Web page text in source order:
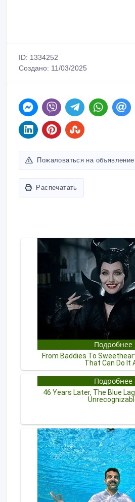
Создано: 11/03/2025
Пожаловаться на объявление